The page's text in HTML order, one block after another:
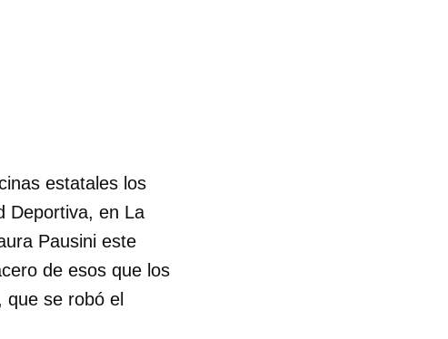
estatales los
Deportiva, en La
Pausini este
de esos que los
que se robó el